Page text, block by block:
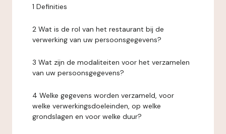
1 Definities
2 Wat is de rol van het restaurant bij de
verwerking van uw persoonsgegevens?
3 Wat zijn de modaliteiten voor het verzamelen
van uw persoonsgegevens?
4 Welke gegevens worden verzameld, voor
welke verwerkingsdoeleinden, op welke
grondslagen en voor welke duur?